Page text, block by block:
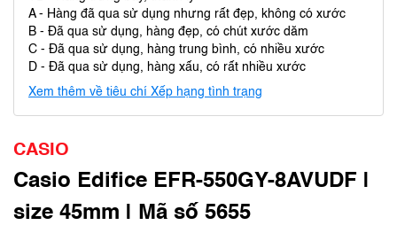
A - Hàng đã qua sử dụng nhưng rất đẹp, không có xước
B - Đã qua sử dụng, hàng đẹp, có chút xước dăm
C - Đã qua sử dụng, hàng trung bình, có nhiều xước
D - Đã qua sử dụng, hàng xấu, có rất nhiều xước
Xem thêm về tiêu chí Xếp hạng tình trạng
CASIO
Casio Edifice EFR-550GY-8AVUDF |
size 45mm | Mã số 5655